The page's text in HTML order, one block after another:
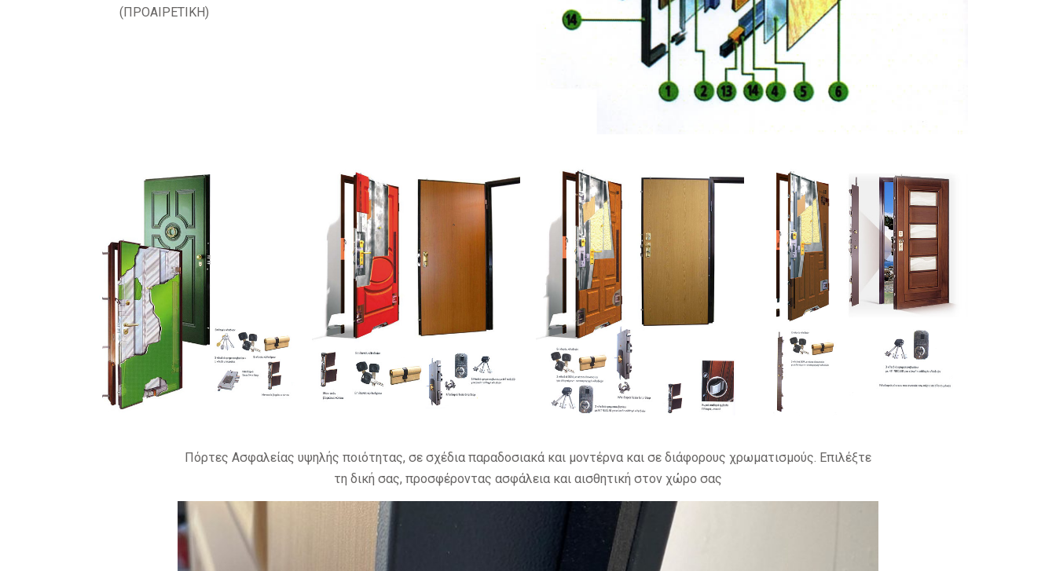
(ΠΡΟΑΙΡΕΤΙΚΗ)
Πόρτες Ασφαλείας υψηλής ποιότητας, σε σχέδια παραδοσιακά και μοντέρνα και σε διάφορους χρωματισμούς. Επιλέξτε
τη δική σας, προσφέροντας ασφάλεια και αισθητική στον χώρο σας